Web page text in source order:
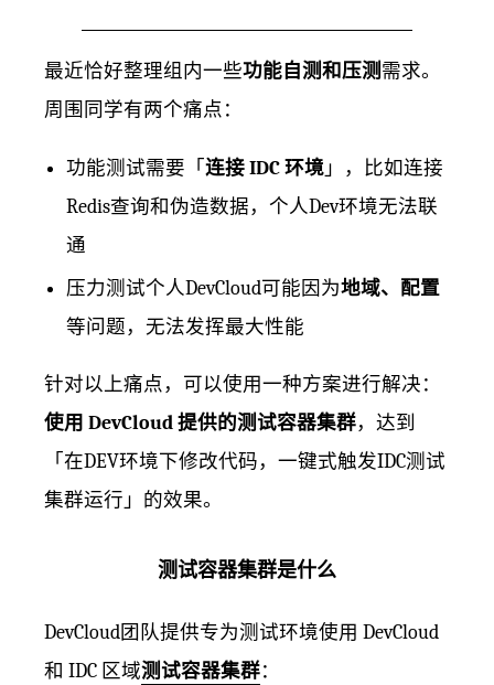
最近恰好整理组内一些功能自测和压测 需求。
周围同学有两个痛点：
功能测试需要「连接 IDC 环境 」，比如连接
Redis查询和伪造数据，个人Dev环境无法联
通
压力测试个人DevCloud可能因为地域、配置
等问题，无法发挥最大性能
针对以上痛点，可以使用一种方案进行解决：
使用 DevCloud 提供的测试容器集群，达到
「在DEV环境下修改代码，一键式触发IDC测试
集群运行」的效果。
测试容器集群是什么
DevCloud团队提供专为测试环境使用 DevCloud
和 IDC 区域测试容器集群：